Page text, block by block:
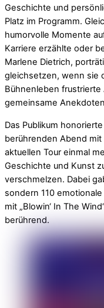
Geschichte und
Platz im Programm.
humorvolle Momente
Karriere erzählte oder
Marlene Dietrich,
gleichsetzen, wenn sie
Bühnenleben
gemeinsame
Das Publikum
berührenden Abend
aktuellen Tour einmal
Geschichte und Kunst
verschmelzen. Dabei
sondern 110
mit „Blowin‘ In The
berührend.